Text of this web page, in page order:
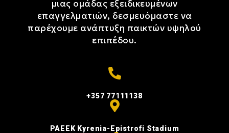
μιας ομάδας εξειδικευμένων
επαγγελματιών, δεσμευόμαστε να
παρέχουμε ανάπτυξη παικτών υψηλού
επιπέδου.
+357 77111138
PAEEK Kyrenia-Epistrofi Stadium